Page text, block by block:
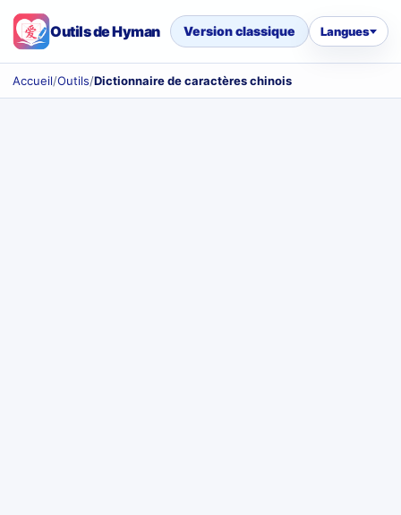
Outils de Hyman Version classique Langues
Accueil/Outils/Dictionnaire de caractères chinois